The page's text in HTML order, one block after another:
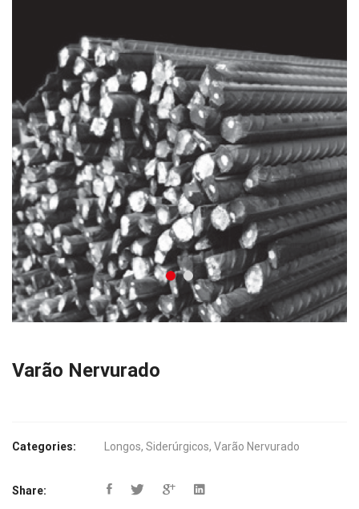
Varão Nervurado
Categories: Longos, Siderúrgicos, Varão Nervurado
Share: